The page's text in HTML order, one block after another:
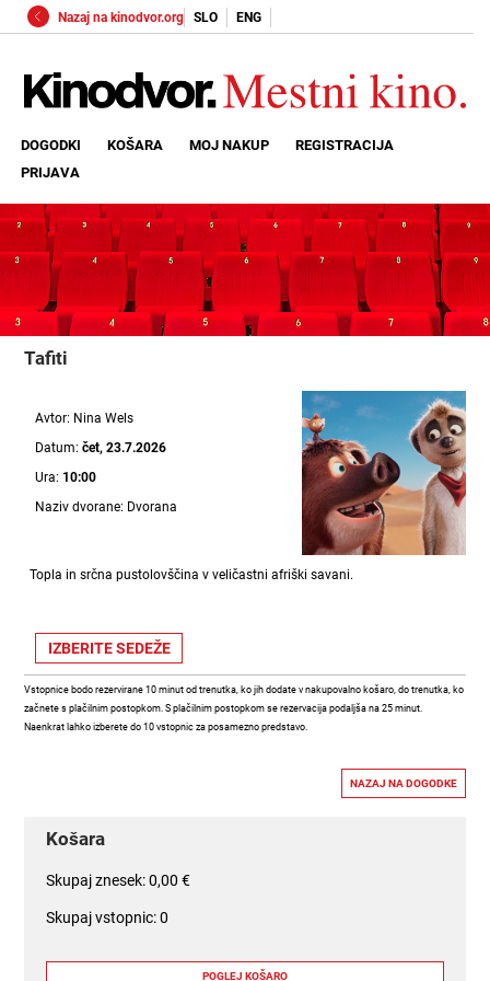
SLO ENG
Nazaj na kinodvor.org
DOGODKI KOŠARA MOJ NAKUP
REGISTRACIJA
PRIJAVA
Tafiti
Avtor: Nina Wels
Datum:čet, 23.7.2026
Ura: 10:00
Naziv dvorane: Dvorana
Topla in srčna pustolovščina v veličastni afriški savani.
Vstopnice bodo rezervirane 10 minut od trenutka, ko jih dodate v nakupovalno košaro, do trenutka, ko
začnete s plačilnim postopkom. S plačilnim postopkom se rezervacija podaljša na 25 minut.
Naenkrat lahko izberete do 10 vstopnic za posamezno predstavo.
Košara
Skupaj znesek: 0,00 €
Skupaj vstopnic: 0